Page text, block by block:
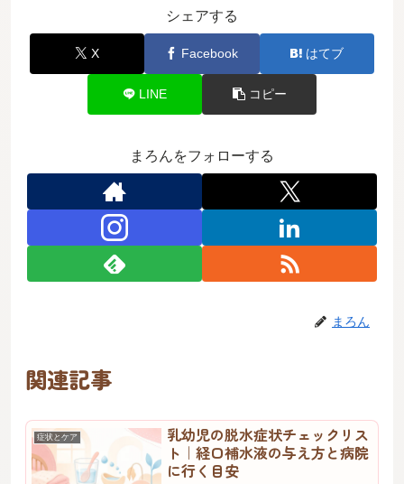
シェアする
X Facebook はてブ
LINE コピー
まろんをフォローする
まろん
関連記事
症状とケア
乳幼児の脱水症状チェックリス
ト｜経口補水液の与え方と病院
に行く目安